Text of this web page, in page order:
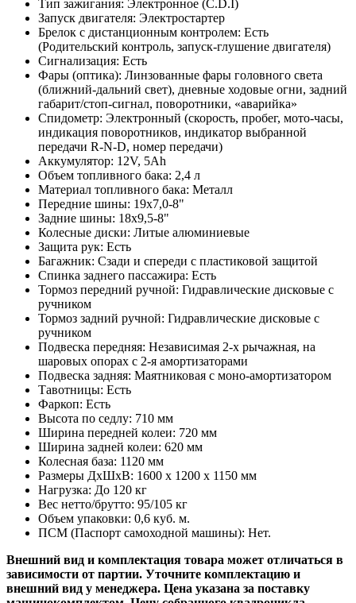
Тип зажигания: Электронное (C.D.I)
Запуск двигателя: Электростартер
Брелок с дистанционным контролем: Есть
(Родительский контроль, запуск-глушение двигателя)
Сигнализация: Есть
Фары (оптика): Линзованные фары головного света
(ближний-дальний свет), дневные ходовые огни, задний
габарит/стоп-сигнал, поворотники, «аварийка»
Спидометр: Электронный (скорость, пробег, мото-часы,
индикация поворотников, индикатор выбранной
передачи R-N-D, номер передачи)
Аккумулятор: 12V, 5Ah
Объем топливного бака: 2,4 л
Материал топливного бака: Металл
Передние шины: 19х7,0-8"
Задние шины: 18х9,5-8"
Колесные диски: Литые алюминиевые
Защита рук: Есть
Багажник: Сзади и спереди с пластиковой защитой
Спинка заднего пассажира: Есть
Тормоз передний ручной: Гидравлические дисковые с
ручником
Тормоз задний ручной: Гидравлические дисковые с
ручником
Подвеска передняя: Независимая 2-х рычажная, на
шаровых опорах с 2-я амортизаторами
Подвеска задняя: Маятниковая с моно-амортизатором
Тавотницы: Есть
Фаркоп: Есть
Высота по седлу: 710 мм
Ширина передней колеи: 720 мм
Ширина задней колеи: 620 мм
Колесная база: 1120 мм
Размеры ДхШхВ: 1600 x 1200 x 1150 мм
Нагрузка: До 120 кг
Вес нетто/брутто: 95/105 кг
Объем упаковки: 0,6 куб. м.
ПСМ (Паспорт самоходной машины): Нет.
Внешний вид и комплектация товара может отличаться в
зависимости от партии. Уточните комплектацию и
внешний вид у менеджера.​ Цена указана за поставку